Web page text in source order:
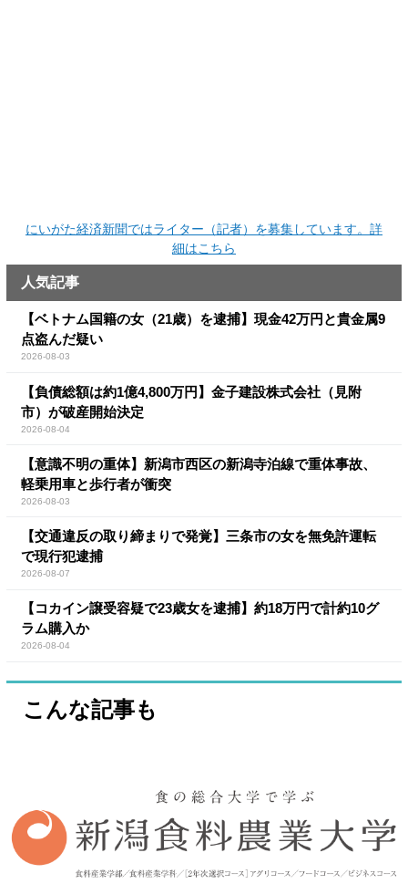
にいがた経済新聞ではライター（記者）を募集しています。詳
細はこちら
人気記事
【ベトナム国籍の女（21歳）を逮捕】現金42万円と貴金属9
点盗んだ疑い
2026-08-03
【負債総額は約1億4,800万円】金子建設株式会社（見附
市）が破産開始決定
2026-08-04
【意識不明の重体】新潟市西区の新潟寺泊線で重体事故、
軽乗用車と歩行者が衝突
2026-08-03
【交通違反の取り締まりで発覚】三条市の女を無免許運転
で現行犯逮捕
2026-08-07
【コカイン譲受容疑で23歳女を逮捕】約18万円で計約10グ
ラム購入か
2026-08-04
こんな記事も